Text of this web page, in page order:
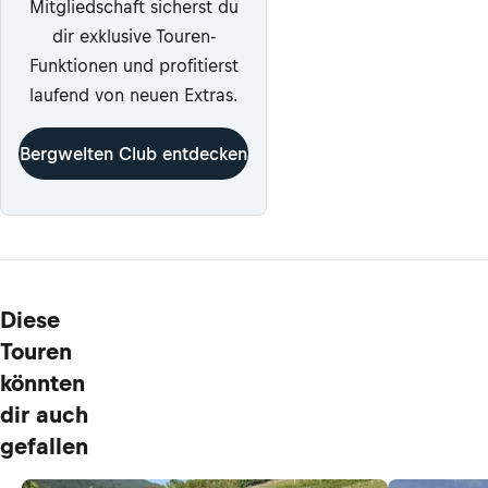
Mitgliedschaft sicherst du
dir exklusive Touren-
Funktionen und profitierst
laufend von neuen Extras.
Bergwelten Club entdecken
Diese
Touren
könnten
dir auch
gefallen